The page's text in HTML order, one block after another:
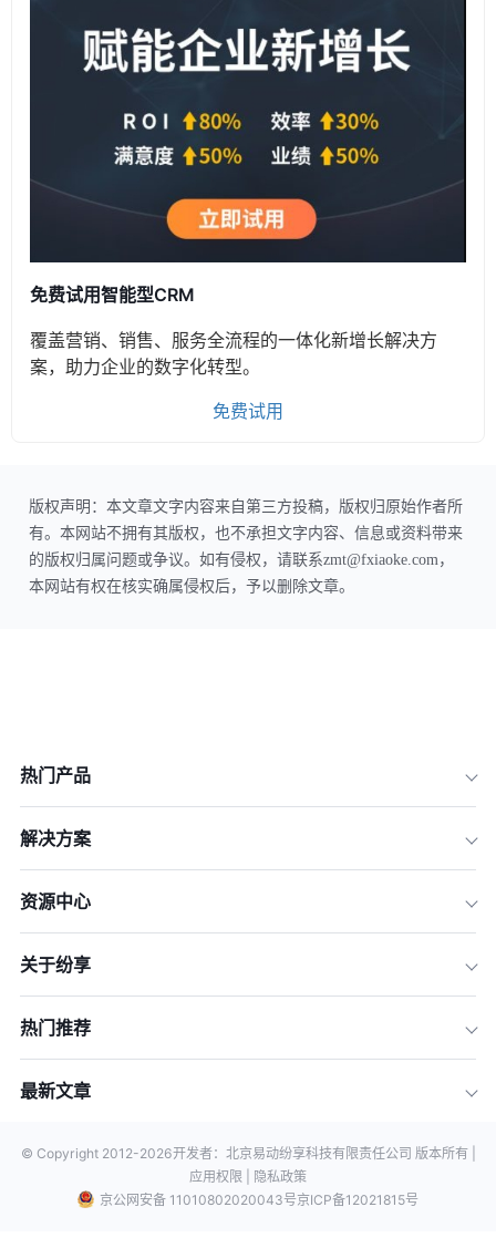
免费试用智能型CRM
覆盖营销、销售、服务全流程的一体化新增长解决方
案，助力企业的数字化转型。
免费试用
版权声明：本文章文字内容来自第三方投稿，版权归原始作者所
有。本网站不拥有其版权，也不承担文字内容、信息或资料带来
的版权归属问题或争议。如有侵权，请联系zmt@fxiaoke.com，
本网站有权在核实确属侵权后，予以删除文章。
热门产品
解决方案
资源中心
关于纷享
热门推荐
最新文章
© Copyright 2012-2026开发者：北京易动纷享科技有限责任公司 版本所有 |
应用权限 |
隐私政策
京公网安备 11010802020043号京ICP备12021815号